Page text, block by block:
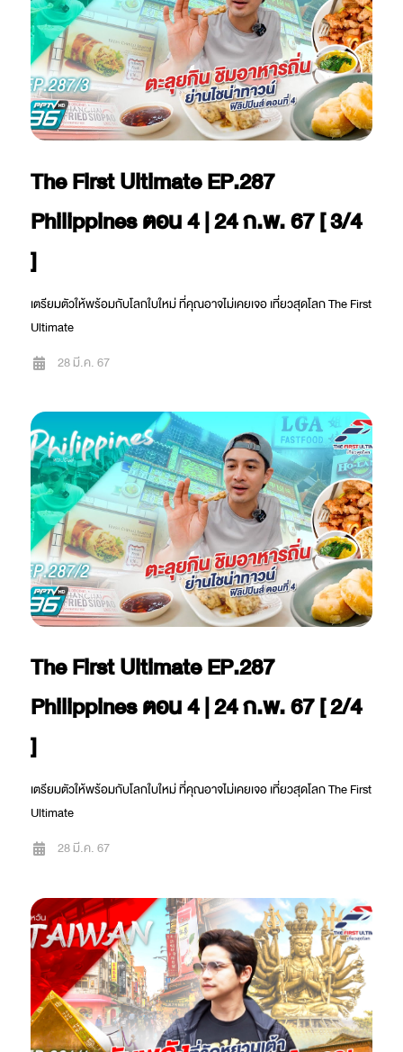
The First Ultimate EP.287
Philippines ตอน 4 | 24 ก.พ. 67 [ 3/4
]
เตรียมตัวให้พร้อมกับโลกใบใหม่ ที่คุณอาจไม่เคยเจอ เที่ยวสุดโลก The First
Ultimate
28 มี.ค. 67
The First Ultimate EP.287
Philippines ตอน 4 | 24 ก.พ. 67 [ 2/4
]
เตรียมตัวให้พร้อมกับโลกใบใหม่ ที่คุณอาจไม่เคยเจอ เที่ยวสุดโลก The First
Ultimate
28 มี.ค. 67